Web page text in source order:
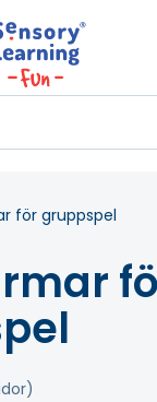
för gruppspel